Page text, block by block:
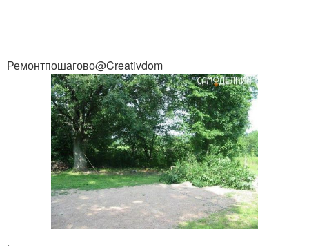
Ремонтпошагово@Creativdom
.